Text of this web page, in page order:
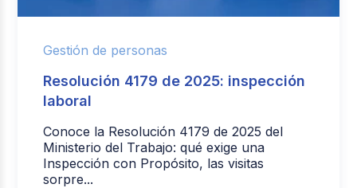
Gestión de personas
Resolución 4179 de 2025: inspección
laboral
Conoce la Resolución 4179 de 2025 del
Ministerio del Trabajo: qué exige una
Inspección con Propósito, las visitas
sorpre...